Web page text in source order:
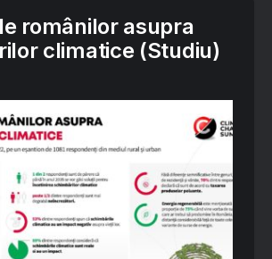
românilor asupra
climatice (Studiu)